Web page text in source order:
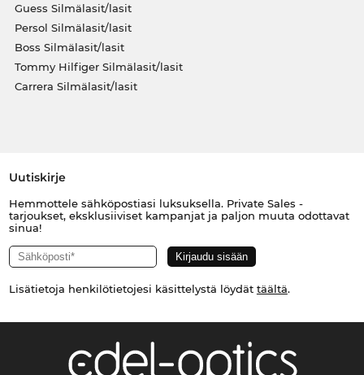
Guess Silmälasit/lasit
Persol Silmälasit/lasit
Boss Silmälasit/lasit
Tommy Hilfiger Silmälasit/lasit
Carrera Silmälasit/lasit
Uutiskirje
Hemmottele sähköpostiasi luksuksella. Private Sales -
tarjoukset, eksklusiiviset kampanjat ja paljon muuta odottavat
sinua!
Lisätietoja henkilötietojesi käsittelystä löydät täältä.